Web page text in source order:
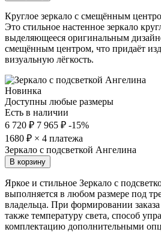
Круглое зеркало с смещённым
Это стильное настенное зеркало
выделяющееся оригинальным
смещённым центром, что придаёт
визуальную лёгкость.
Новинка
Доступны любые размеры
Есть в наличии
6 720 ₽ 7 965 ₽ -15%
1680 ₽ × 4 платежа
Зеркало с подсветкой Ангелина
В корзину
Яркое и стильное Зеркало с
выполняется в любом размере под
владельца. При формировании
также температуру света, способ
комплектацию дополнительными